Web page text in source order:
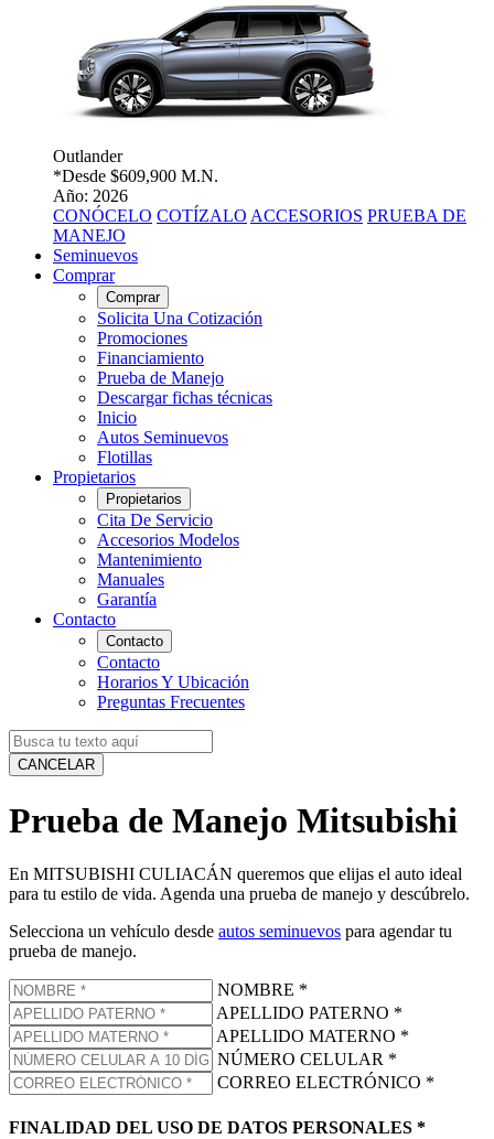
Outlander
*Desde $609,900 M.N.
Año: 2026
CONÓCELO COTÍZALO ACCESORIOS PRUEBA DE
MANEJO
Seminuevos
Comprar
Comprar
Solicita Una Cotización
Promociones
Financiamiento
Prueba de Manejo
Descargar fichas técnicas
Inicio
Autos Seminuevos
Flotillas
Propietarios
Propietarios
Cita De Servicio
Accesorios Modelos
Mantenimiento
Manuales
Garantía
Contacto
Contacto
Contacto
Horarios Y Ubicación
Preguntas Frecuentes
CANCELAR
Prueba de Manejo Mitsubishi
En MITSUBISHI CULIACÁN queremos que elijas el auto ideal
para tu estilo de vida. Agenda una prueba de manejo y descúbrelo.
Selecciona un vehículo desde autos seminuevos para agendar tu
prueba de manejo.
NOMBRE *
APELLIDO PATERNO *
APELLIDO MATERNO *
NÚMERO CELULAR *
CORREO ELECTRÓNICO *
FINALIDAD DEL USO DE DATOS PERSONALES *